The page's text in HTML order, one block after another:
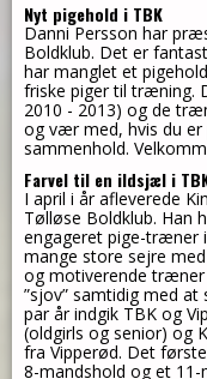
Nyt pigehold i TBK
Danni Persson har
Boldklub. Det er
har manglet et
friske piger til træning.
2010 - 2013) og de
og vær med, hvis du
sammenhold.
Farvel til en ildsjæl i
I april i år afleverede
Tølløse Boldklub. Han
engageret pige-træner
mange store sejre
og motiverende
”sjov” samtidig med
par år indgik TBK og
(oldgirls og senior) og
fra Vipperød. Det
8-mandshold og et